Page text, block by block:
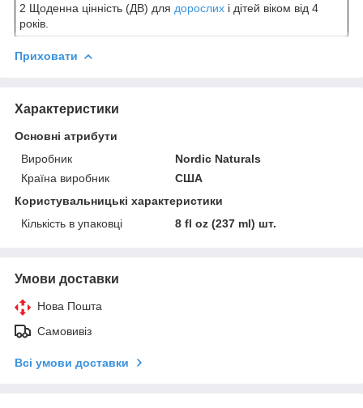
2 Щоденна цінність (ДВ) для дорослих і дітей віком від 4
років.
Приховати
Характеристики
Основні атрибути
Виробник
Nordic Naturals
Країна виробник
США
Користувальницькі характеристики
Кількість в упаковці
8 fl oz (237 ml) шт.
Умови доставки
Нова Пошта
Самовивіз
Всі умови доставки